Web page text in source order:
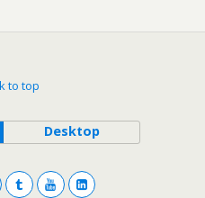
to top
Desktop